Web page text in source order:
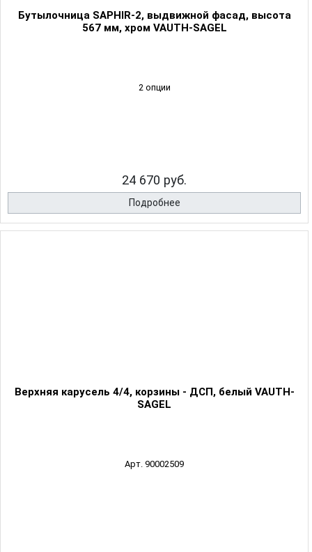
Бутылочница SAPHIR-2, выдвижной фасад, высота
567 мм, хром VAUTH-SAGEL
2 опции
24 670 руб.
Подробнее
Верхняя карусель 4/4, корзины - ДСП, белый VAUTH-
SAGEL
Арт. 90002509